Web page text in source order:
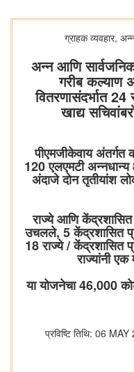
ग्राहक व्यवहार,
अन्न आणि
गरीब कल्याण
वितरणासंदर्भात
खाद्य
पीएमजीकेवाय अंतर्गत
120 एलएमटी अन्नधान्य
अंदाजे दोन तृतीयांश
राज्ये आणि
उचलले, 5 केंद्रशासित
18 राज्ये / केंद्रशासित
राज्यांनी
या योजनेचा 46,000
प्रविष्टि तिथि: 06